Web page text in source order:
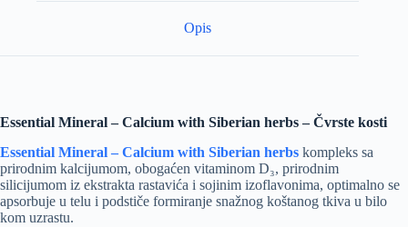
Opis
Essential Mineral – Calcium with Siberian herbs – Čvrste kosti
Essential Mineral – Calcium with Siberian herbs kompleks sa
prirodnim kalcijumom, obogaćen vitaminom D₃, prirodnim
silicijumom iz ekstrakta rastavića i sojinim izoflavonima, optimalno se
apsorbuje u telu i podstiče formiranje snažnog koštanog tkiva u bilo
kom uzrastu.